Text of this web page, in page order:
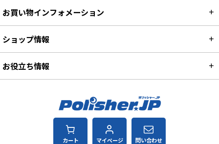
カート マイページ 問い合わせ
お買い物インフォメーション
ショップ情報
お役立ち情報